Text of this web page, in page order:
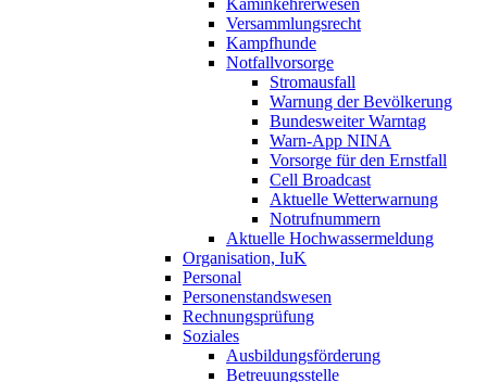
Kaminkehrerwesen
Versammlungsrecht
Kampfhunde
Notfallvorsorge
Stromausfall
Warnung der Bevölkerung
Bundesweiter Warntag
Warn-App NINA
Vorsorge für den Ernstfall
Cell Broadcast
Aktuelle Wetterwarnung
Notrufnummern
Aktuelle Hochwassermeldung
Organisation, IuK
Personal
Personenstandswesen
Rechnungsprüfung
Soziales
Ausbildungsförderung
Betreuungsstelle